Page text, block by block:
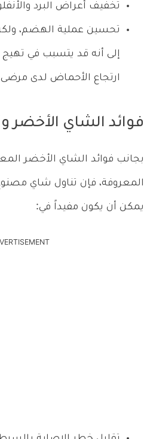
تخفيف أعراض البرد
تحسين عملية الهضم،
إلى أنه قد يتسبب في
ارتجاع الأحماض لدى مرضى
فوائد الشاي الأخضر
بجانب فوائد الشاي الأخضر
المعروفة، فإن تناول شاي
يمكن أن يكون مفيداً في: